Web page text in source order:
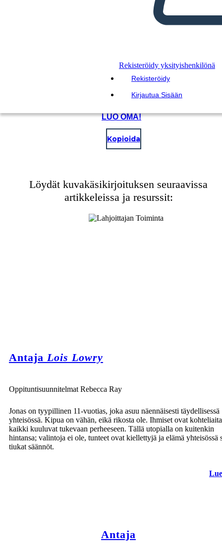
Rekisteröidy yksityishenkilönä
Rekisteröidy
Kirjautua Sisään
LUO OMA!
Kopioida
Löydät kuvakäsikirjoituksen seuraavissa
artikkeleissa ja resurssit:
Antaja Lois Lowry
Oppituntisuunnitelmat Rebecca Ray
Jonas on tyypillinen 11-vuotias, joka asuu näennäisesti täydellisessä
yhteisössä. Kipua on vähän, eikä rikosta ole. Ihmiset ovat
kaikki kuuluvat tukevaan perheeseen. Tällä utopialla on kuitenkin
hintansa; valintoja ei ole, tunteet ovat kiellettyjä ja elämä yhteisössä
tiukat säännöt.
Antaja